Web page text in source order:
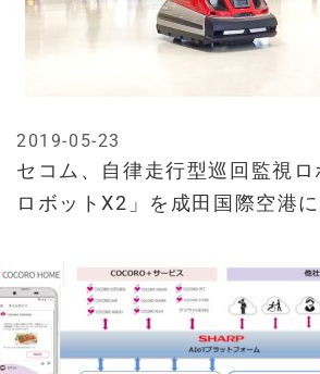
セコム、自律走行型巡回監視
ロボットX2」を成田国際空港
2019-05-23